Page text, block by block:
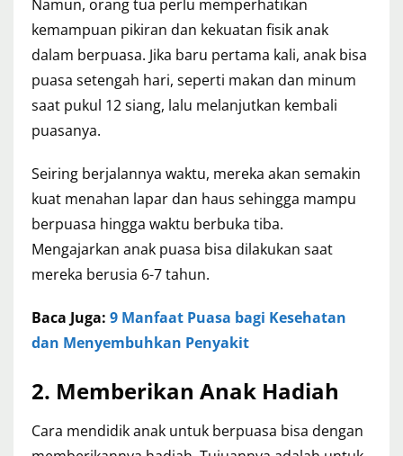
Namun, orang tua perlu memperhatikan
kemampuan pikiran dan kekuatan fisik anak
dalam berpuasa. Jika baru pertama kali, anak bisa
puasa setengah hari, seperti makan dan minum
saat pukul 12 siang, lalu melanjutkan kembali
puasanya.
Seiring berjalannya waktu, mereka akan semakin
kuat menahan lapar dan haus sehingga mampu
berpuasa hingga waktu berbuka tiba.
Mengajarkan anak puasa bisa dilakukan saat
mereka berusia 6-7 tahun.
Baca Juga: 9 Manfaat Puasa bagi Kesehatan
dan Menyembuhkan Penyakit
2. Memberikan Anak Hadiah
Cara mendidik anak untuk berpuasa bisa dengan